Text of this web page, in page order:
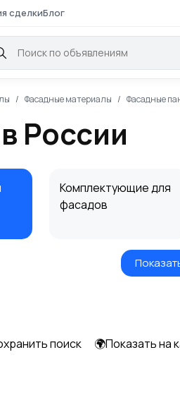
сделкиБлог
Фасадные материалы Фасадные
России
Комплектующие для
фасадов
Фасадные кассеты
поиск 🌍Показать на